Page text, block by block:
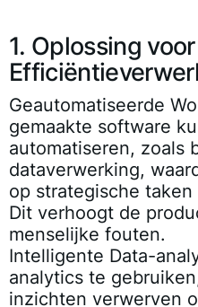
1. Oplossing voor
Geautomatiseerde
gemaakte software
automatiseren, zoals
dataverwerking,
op strategische
Dit verhoogt de
menselijke fouten.
Intelligente Data-
analytics te
inzichten verwerven